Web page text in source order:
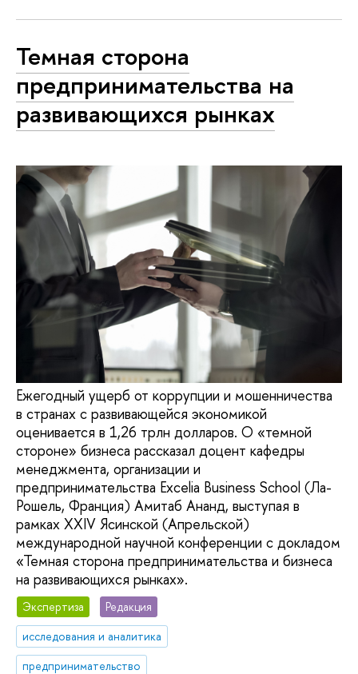
Темная сторона
предпринимательства на
развивающихся рынках
Ежегодный ущерб от коррупции и мошенничества
в странах с развивающейся экономикой
оценивается в 1,26 трлн долларов. О «темной
стороне» бизнеса рассказал доцент кафедры
менеджмента, организации и
предпринимательства Excelia Business School (Ла-
Рошель, Франция) Амитаб Ананд, выступая в
рамках XXIV Ясинской (Апрельской)
международной научной конференции с докладом
«Темная сторона предпринимательства и бизнеса
на развивающихся рынках».
Экспертиза
Редакция
исследования и аналитика
предпринимательство